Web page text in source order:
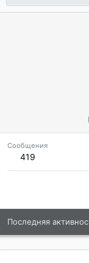
Сообщения
419
Последняя